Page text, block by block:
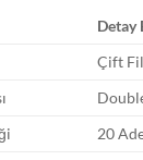
Detay
Çift
20